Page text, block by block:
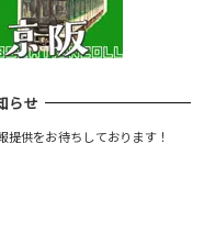
らせ
提供をお待ちしております！